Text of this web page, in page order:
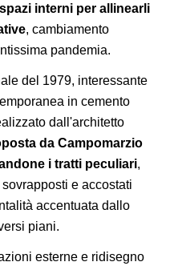
interni per allinearli
, cambiamento
pandemia.
del 1979, interessante
in cemento
dall'architetto
da Campomarzio
i tratti peculiari,
e accostati
accentuata dallo
piani.
esterne e ridisegno